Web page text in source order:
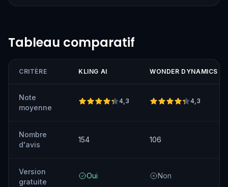
Tableau comparatif
CRITÈRE KLING AI WONDER DYNAMICS
Note
moyenne
4,3 4,3
Nombre
d'avis
154 106
Version
gratuite
Oui Non